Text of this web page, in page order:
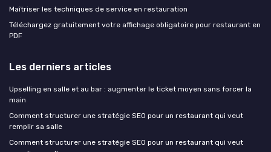
Maîtriser les techniques de service en restauration
Téléchargez gratuitement votre affichage obligatoire pour restaurant en
PDF
Les derniers articles
Upselling en salle et au bar : augmenter le ticket moyen sans forcer la
main
Comment structurer une stratégie SEO pour un restaurant qui veut
remplir sa salle
Comment structurer une stratégie SEO pour un restaurant qui veut